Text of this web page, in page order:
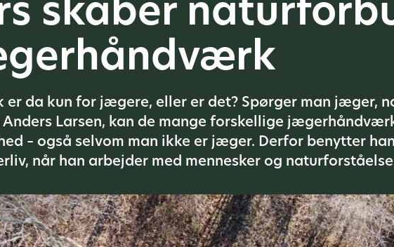
skaber
da kun for jægere, eller er det? Spørger man jæger,
Larsen, kan de mange forskellige
– også selvom man ikke er jæger. Derfor benytter
når han arbejder med mennesker og